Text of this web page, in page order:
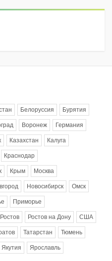
Белоруссия Бурятия
Воронеж Германия
Казахстан Калуга
Краснодар
Крым Москва
Новосибирск Омск
Приморье
Ростов Ростов на Дону США
Татарстан Тюмень
Якутия Ярославль